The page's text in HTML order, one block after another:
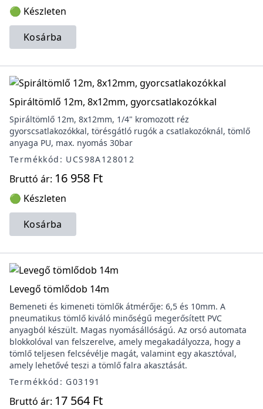
🟢 Készleten
Kosárba
Spiráltömlő 12m, 8x12mm, gyorcsatlakozókkal
Spiráltömlő 12m, 8x12mm, 1/4" kromozott réz
gyorscsatlakozókkal, törésgátló rugók a csatlakozóknál, tömlő
anyaga PU, max. nyomás 30bar
Termékkód: UCS98A128012
Bruttó ár: 16 958 Ft
🟢 Készleten
Kosárba
Levegő tömlődob 14m
Bemeneti és kimeneti tömlők átmérője: 6,5 és 10mm. A
pneumatikus tömlő kiváló minőségű megerősített PVC
anyagból készült. Magas nyomásállóságú. Az orsó automata
blokkolóval van felszerelve, amely megakadályozza, hogy a
tömlő teljesen felcsévélje magát, valamint egy akasztóval,
amely lehetővé teszi a tömlő falra akasztását.
Termékkód: G03191
Bruttó ár: 17 564 Ft